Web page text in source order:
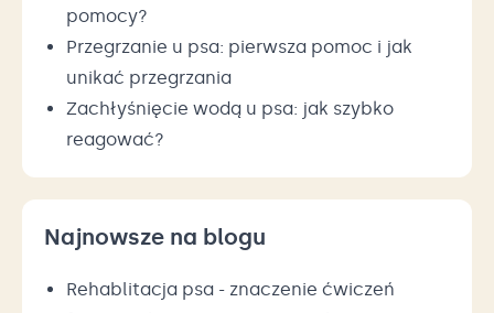
pomocy?
Przegrzanie u psa: pierwsza pomoc i jak
unikać przegrzania
Zachłyśnięcie wodą u psa: jak szybko
reagować?
Najnowsze na blogu
Rehablitacja psa - znaczenie ćwiczeń